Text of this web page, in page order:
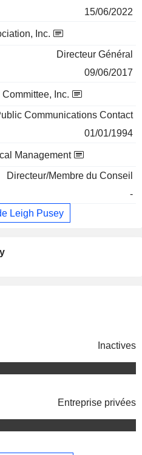
15/06/2022
Inc.
Directeur Général
09/06/2017
Inc.
Communications Contact
01/01/1994
Management
Directeur/Membre du Conseil
-
Leigh Pusey
Inactives
Entreprise privées